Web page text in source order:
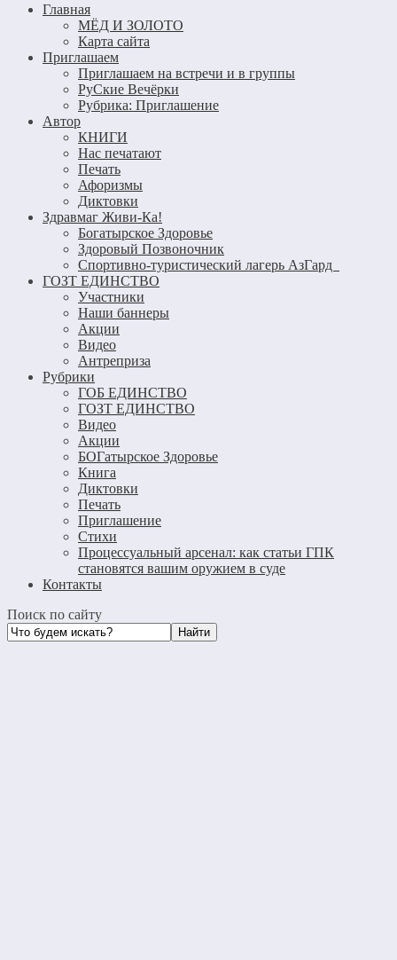
Главная
МЁД И ЗОЛОТО
Карта сайта
Приглашаем
Приглашаем на встречи и в группы
РуСкие Вечёрки
Рубрика: Приглашение
Автор
КНИГИ
Нас печатают
Печать
Афоризмы
Диктовки
Здравмаг Живи-Ка!
Богатырское Здоровье
Здоровый Позвоночник
Спортивно-туристический лагерь АзГард
ГОЗТ ЕДИНСТВО
Участники
Наши баннеры
Акции
Видео
Антреприза
Рубрики
ГОБ ЕДИНСТВО
ГОЗТ ЕДИНСТВО
Видео
Акции
БОГатырское Здоровье
Книга
Диктовки
Печать
Приглашение
Стихи
Процессуальный арсенал: как статьи ГПК
становятся вашим оружием в суде
Контакты
Поиск по сайту